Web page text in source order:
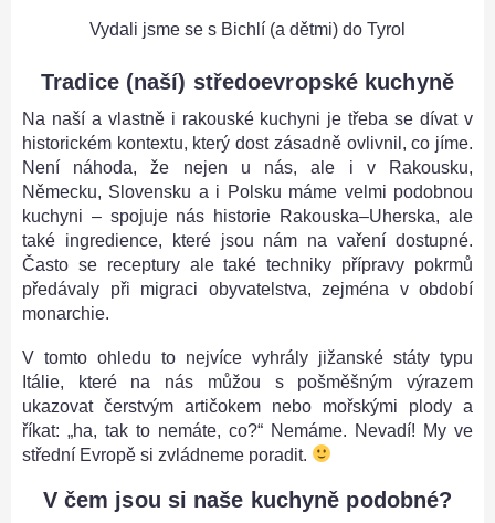
Vydali jsme se s Bichlí (a dětmi) do Tyrol
Tradice (naší) středoevropské kuchyně
Na naší a vlastně i rakouské kuchyni je třeba se dívat v
historickém kontextu, který dost zásadně ovlivnil, co jíme.
Není náhoda, že nejen u nás, ale i v Rakousku,
Německu, Slovensku a i Polsku máme velmi podobnou
kuchyni – spojuje nás historie Rakouska–Uherska, ale
také ingredience, které jsou nám na vaření dostupné.
Často se receptury ale také techniky přípravy pokrmů
předávaly při migraci obyvatelstva, zejména v období
monarchie.
V tomto ohledu to nejvíce vyhrály jižanské státy typu
Itálie, které na nás můžou s pošměšným výrazem
ukazovat čerstvým artičokem nebo mořskými plody a
říkat: „ha, tak to nemáte, co?“ Nemáme. Nevadí! My ve
střední Evropě si zvládneme poradit.
V čem jsou si naše kuchyně podobné?